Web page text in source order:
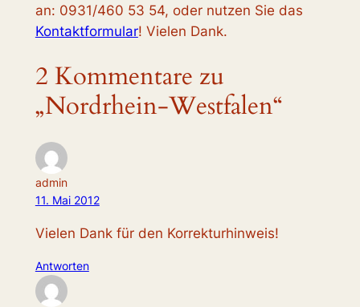
an: 0931/460 53 54, oder nutzen Sie das
Kontaktformular! Vielen Dank.
2 Kommentare zu
„Nordrhein-Westfalen“
admin
11. Mai 2012
Vielen Dank für den Korrekturhinweis!
Antworten